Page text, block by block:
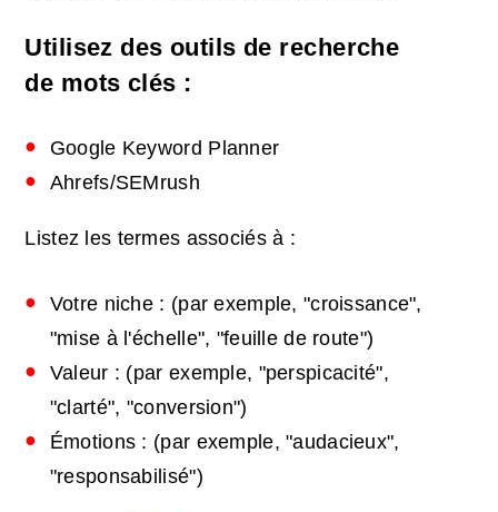
Utilisez des outils de recherche
de mots clés :
Google Keyword Planner
Ahrefs/SEMrush
Listez les termes associés à :
Votre niche : (par exemple, "croissance",
"mise à l'échelle", "feuille de route")
Valeur : (par exemple, "perspicacité",
"clarté", "conversion")
Émotions : (par exemple, "audacieux",
"responsabilisé")